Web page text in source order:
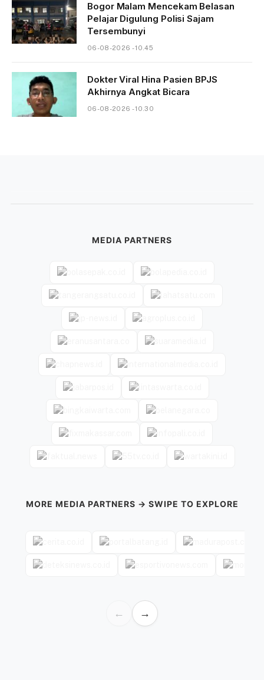
Bogor Malam Mencekam Belasan
Pelajar Digulung Polisi Sajam
Tersembunyi
06-08-2026 - 10.45
Dokter Viral Hina Pasien BPJS
Akhirnya Angkat Bicara
06-08-2026 - 10.30
MEDIA PARTNERS
MORE MEDIA PARTNERS → SWIPE TO EXPLORE
← →